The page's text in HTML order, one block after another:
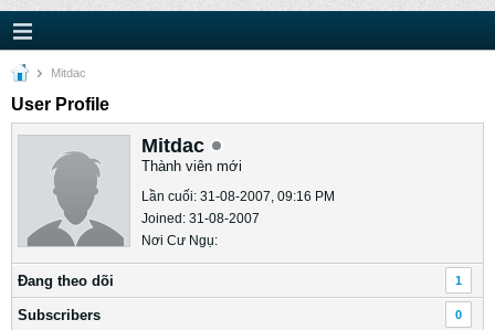
Mitdac
User Profile
Mitdac
Thành viên mới
Lần cuối: 31-08-2007, 09:16 PM
Joined: 31-08-2007
Nơi Cư Ngụ:
Ðang theo dõi 1
Subscribers 0